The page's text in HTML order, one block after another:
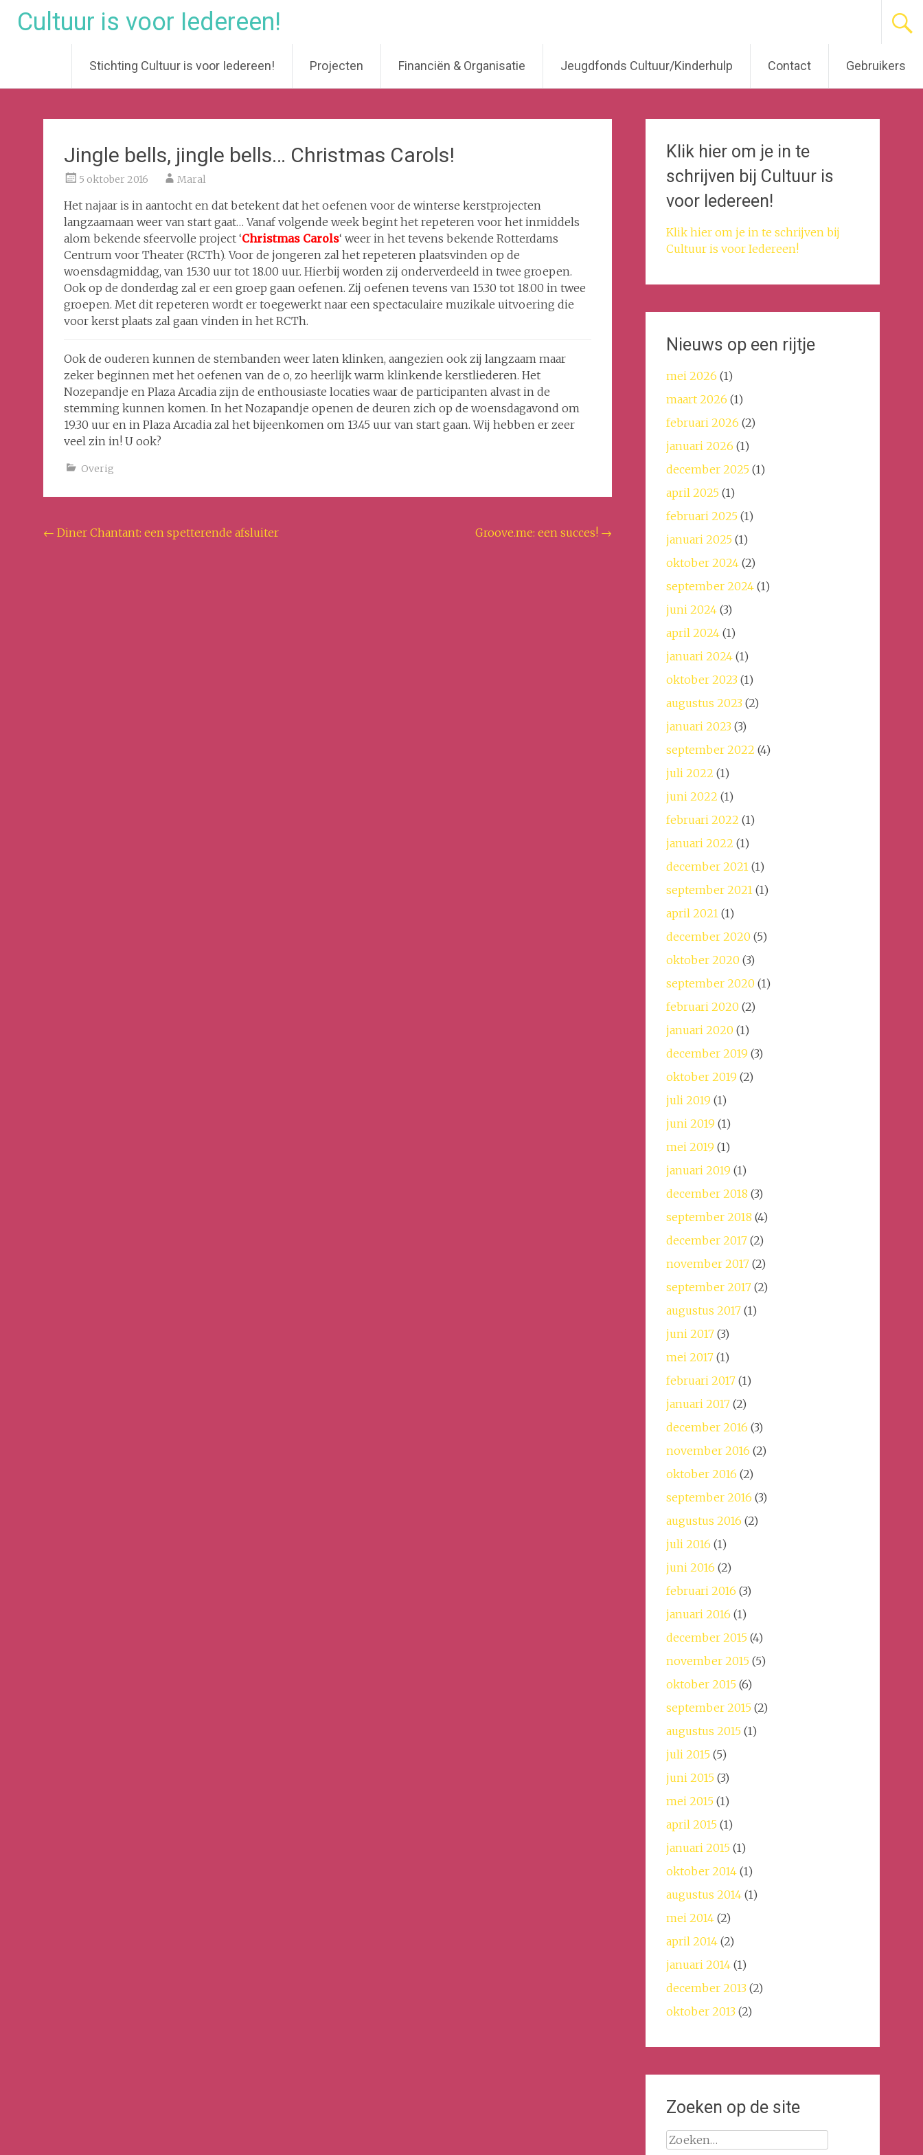
Cultuur is voor Iedereen!
Stichting Cultuur is voor Iedereen! Projecten Financiën & Organisatie Jeugdfonds Cultuur/Kinderhulp Contact Gebruikers
Jingle bells, jingle bells… Christmas Carols!
5 oktober 2016 Maral
Het najaar is in aantocht en dat betekent dat het oefenen voor de winterse kerstprojecten
langzaamaan weer van start gaat… Vanaf volgende week begint het repeteren voor het inmiddels
alom bekende sfeervolle project ‘Christmas Carols‘ weer in het tevens bekende Rotterdams
Centrum voor Theater (RCTh). Voor de jongeren zal het repeteren plaatsvinden op de
woensdagmiddag, van 15.30 uur tot 18.00 uur. Hierbij worden zij onderverdeeld in twee groepen.
Ook op de donderdag zal er een groep gaan oefenen. Zij oefenen tevens van 15.30 tot 18.00 in twee
groepen. Met dit repeteren wordt er toegewerkt naar een spectaculaire muzikale uitvoering die
voor kerst plaats zal gaan vinden in het RCTh.
Ook de ouderen kunnen de stembanden weer laten klinken, aangezien ook zij langzaam maar
zeker beginnen met het oefenen van de o, zo heerlijk warm klinkende kerstliederen. Het
Nozepandje en Plaza Arcadia zijn de enthousiaste locaties waar de participanten alvast in de
stemming kunnen komen. In het Nozapandje openen de deuren zich op de woensdagavond om
19.30 uur en in Plaza Arcadia zal het bijeenkomen om 13.45 uur van start gaan. Wij hebben er zeer
veel zin in! U ook?
Overig
Bericht
← Diner Chantant: een spetterende afsluiter Groove.me: een succes! →
Klik hier om je in te
schrijven bij Cultuur is
voor Iedereen!
Klik hier om je in te schrijven bij
Cultuur is voor Iedereen!
Nieuws op een rijtje
mei 2026 (1)
maart 2026 (1)
februari 2026 (2)
januari 2026 (1)
december 2025(1)
april 2025(1)
februari 2025(1)
januari 2025(1)
oktober 2024(2)
september 2024(1)
juni 2024(3)
april 2024(1)
januari 2024(1)
oktober 2023(1)
augustus 2023(2)
januari 2023(3)
september 2022 (4)
juli 2022 (1)
juni 2022 (1)
februari 2022 (1)
januari 2022 (1)
december 2021(1)
september 2021(1)
april 2021(1)
december 2020 (5)
oktober 2020 (3)
september 2020 (1)
februari 2020 (2)
januari 2020 (1)
december 2019 (3)
oktober 2019 (2)
juli 2019 (1)
juni 2019 (1)
mei 2019 (1)
januari 2019 (1)
december 2018 (3)
september 2018 (4)
december 2017(2)
november 2017(2)
september 2017(2)
augustus 2017(1)
juni 2017(3)
mei 2017(1)
februari 2017(1)
januari 2017(2)
december 2016 (3)
november 2016 (2)
oktober 2016 (2)
september 2016 (3)
augustus 2016 (2)
juli 2016 (1)
juni 2016 (2)
februari 2016 (3)
januari 2016 (1)
december 2015(4)
november 2015(5)
oktober 2015(6)
september 2015(2)
augustus 2015(1)
juli 2015(5)
juni 2015(3)
mei 2015(1)
april 2015(1)
januari 2015(1)
oktober 2014(1)
augustus 2014(1)
mei 2014(2)
april 2014(2)
januari 2014(1)
december 2013(2)
oktober 2013(2)
Zoeken op de site
Zoeken